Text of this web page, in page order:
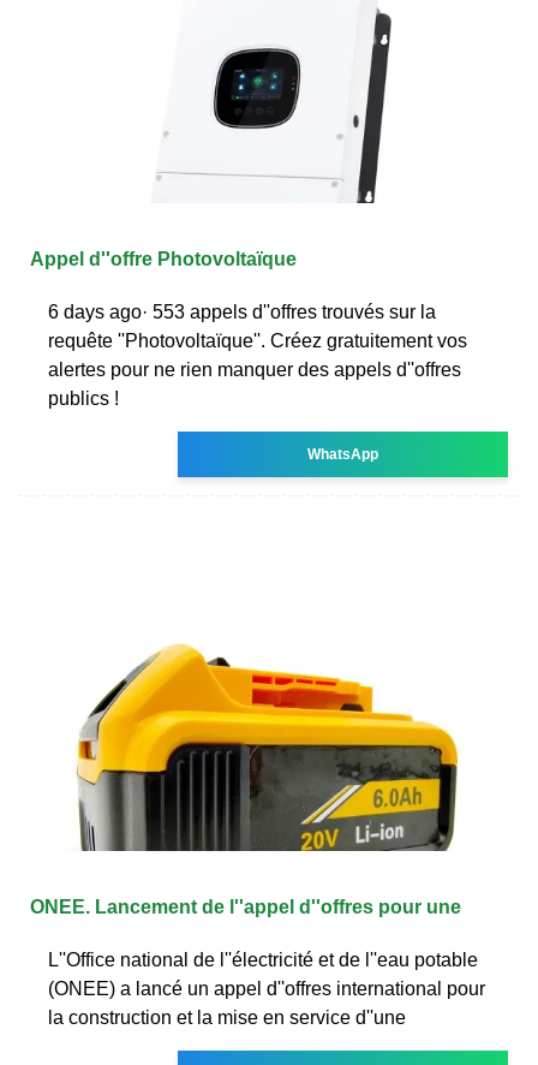
Appel d''offre Photovoltaïque
6 days ago· 553 appels d''offres trouvés sur la
requête ''Photovoltaïque''. Créez gratuitement vos
alertes pour ne rien manquer des appels d''offres
publics !
WhatsApp
ONEE. Lancement de l''appel d''offres pour une
L''Office national de l''électricité et de l''eau potable
(ONEE) a lancé un appel d''offres international pour
la construction et la mise en service d''une